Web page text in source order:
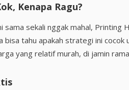
Kenapa Ragu?
sama sekali nggak mahal,
bisa tahu apakah strategi ini
yang relatif murah, di jamin